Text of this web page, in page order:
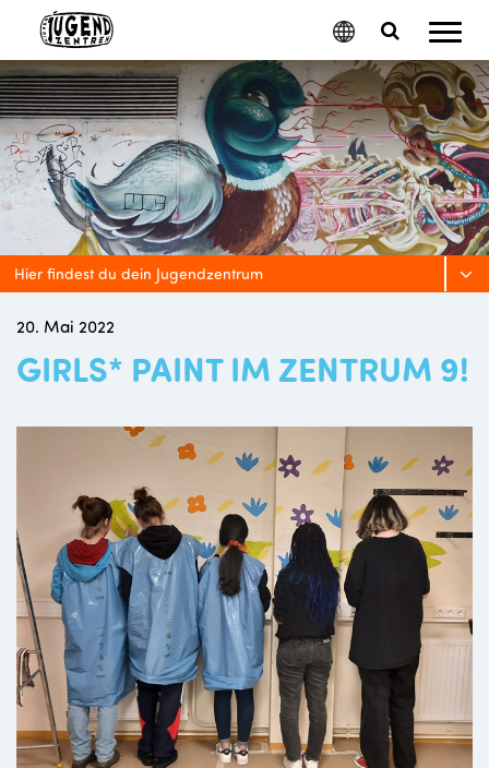
Menu
Toggle
Search
Google
Translate
Hier findest du dein Jugendzentrum
20. Mai 2022
GIRLS* PAINT IM ZENTRUM 9!